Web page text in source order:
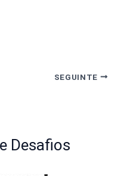
SEGUINTE
Desafios